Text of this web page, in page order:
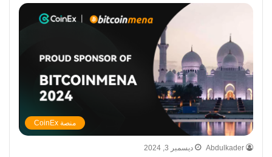
منصة CoinEx
Abdulkader ديسمبر 3, 2024